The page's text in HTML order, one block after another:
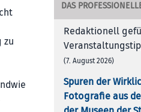
zu
DAS
Redaktionell
(7. August 2026)
Spuren der
Foto­gra­fie aus